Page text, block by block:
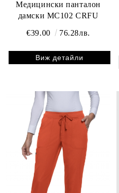
Медицински панталон
дамски MC102 CRFU
€39.00 76.28лв.
Виж детайли